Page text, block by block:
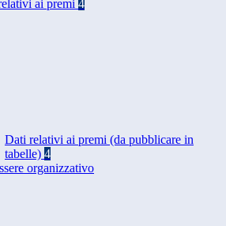
ai premi 4
Dati relativi ai premi (da pubblicare in
tabelle) 4
organizzativo